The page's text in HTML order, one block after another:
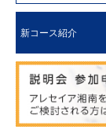
新コース紹介